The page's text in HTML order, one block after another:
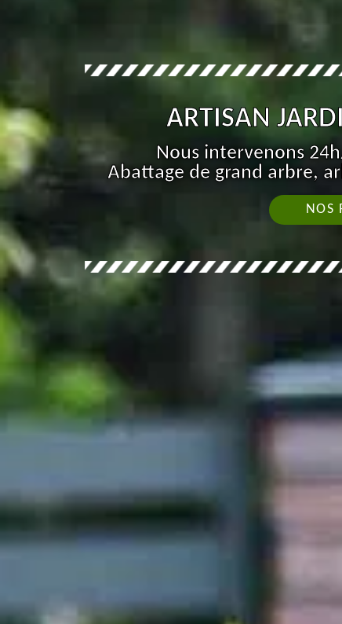
ARTISAN
Nous intervenons
Abattage de grand arbre,
NOS